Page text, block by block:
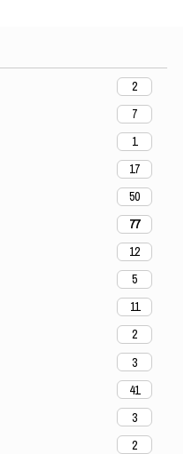
2
7
1
17
50
77
12
5
11
2
3
41
3
2